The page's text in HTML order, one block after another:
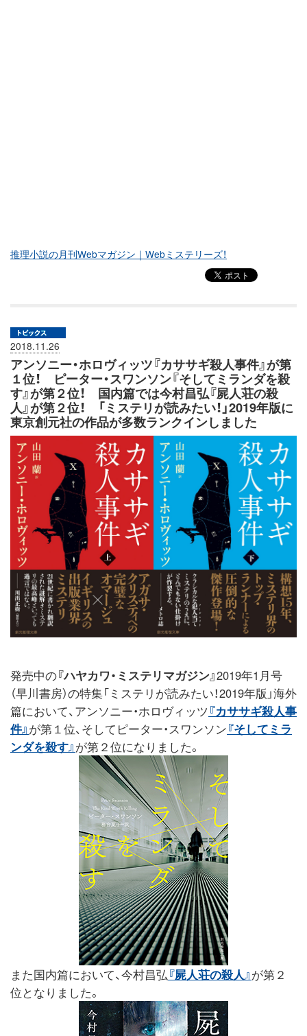
推理小説の月刊Webマガジン｜Webミステリーズ！
2018.11.26
アンソニー・ホロヴィッツ『カササギ殺人事件』が第
１位！ ピーター・スワンソン『そしてミランダを殺
す』が第２位！ 国内篇では今村昌弘『屍人荘の殺
人』が第２位！ 「ミステリが読みたい！」2019年版に
東京創元社の作品が多数ランクインしました
発売中の『ハヤカワ・ミステリマガジン』2019年1月号
（早川書房）の特集「ミステリが読みたい！2019年版」海外
篇において、アンソニー・ホロヴィッツ 『カササギ殺人事
件』が第１位、そしてピーター・スワンソン『そしてミラ
ンダを殺す』が第２位になりました。
また国内篇において、今村昌弘『屍人荘の殺人』が第２
位となりました。